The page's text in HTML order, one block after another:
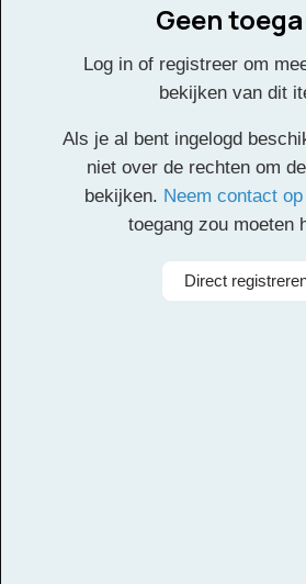
Nassam Alayna
Hawa
Deze inhoud is alleen
geregistreerde gebruikers. Een
is gratis. Registreerhier een
moet worden geverifieerd.
van je opgegeven e-mailadres en
Geen
Log in of registreer om
bekijken van dit
Als je al bent ingelogd
niet over de rechten om
bekijken. Neem contact op
toegang zou moeten
Direct